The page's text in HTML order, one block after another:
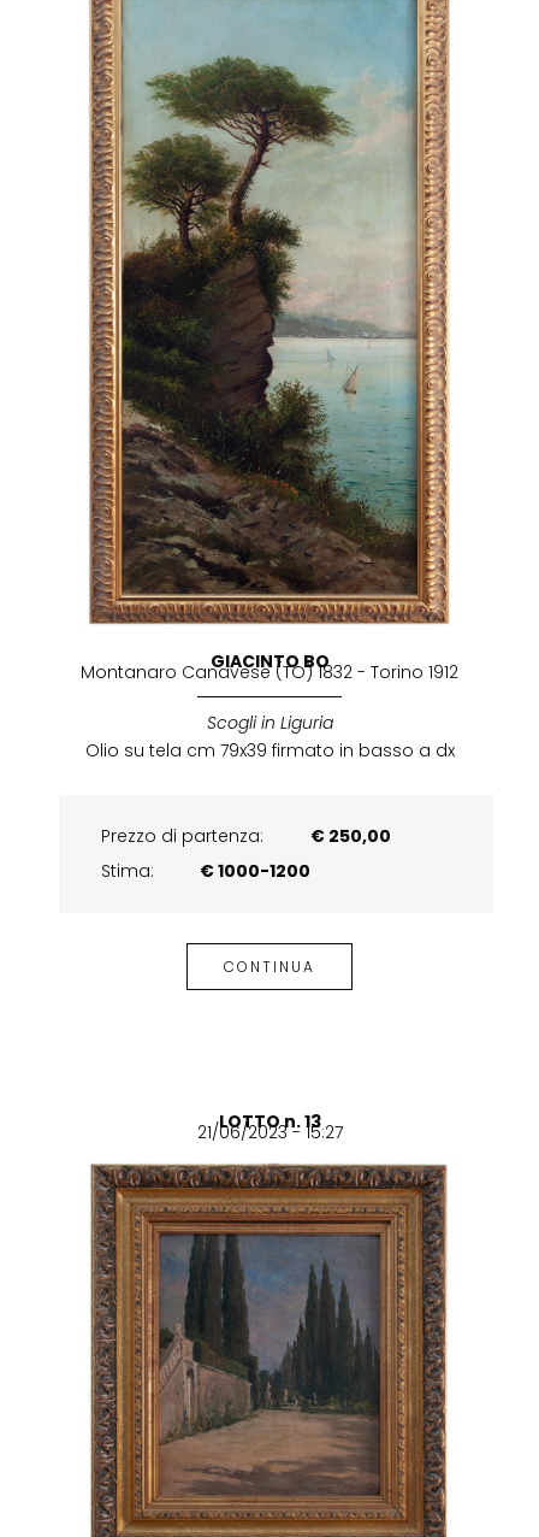
GIACINTO BO
Montanaro Canavese (TO) 1832 - Torino 1912
Scogli in Liguria
Olio su tela cm 79x39 firmato in basso a dx
Prezzo di partenza:
€ 250,00
Stima:
€ 1000-1200
CONTINUA
LOTTO n. 13
21/06/2023 - 15:27